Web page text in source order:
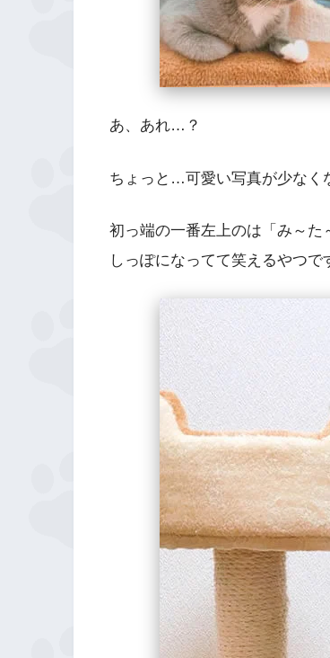
あ、あれ…？
ちょっと…可愛い写真が少なく
初っ端の一番左上のは「み～
しっぽになってて笑えるやつで